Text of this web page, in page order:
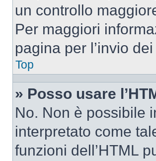
un controllo
Per maggiori
pagina per l’invio
Top
» Posso usare
No. Non è possibile
interpretato come
funzioni dell’HTML